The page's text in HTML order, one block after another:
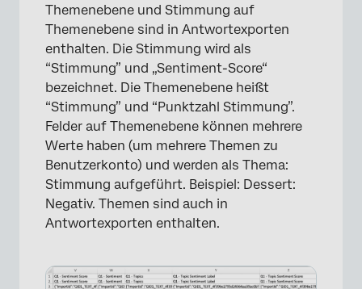
Themenebene und Stimmung auf
Themenebene sind in Antwortexporten
enthalten. Die Stimmung wird als
“Stimmung” und „Sentiment-Score“
bezeichnet. Die Themenebene heißt
“Stimmung” und “Punktzahl Stimmung”.
Felder auf Themenebene können mehrere
Werte haben (um mehrere Themen zu
Benutzerkonto) und werden als Thema:
Stimmung aufgeführt. Beispiel: Dessert:
Negativ. Themen sind auch in
Antwortexporten enthalten.